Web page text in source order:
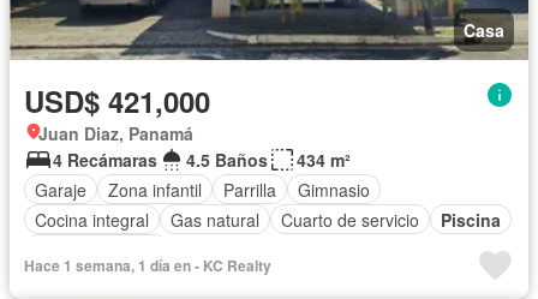
Casa
USD$ 421,000
Juan Diaz, Panamá
4 Recámaras
4.5 Baños
434 m²
Garaje
Zona infantil Parrilla
Gimnasio
Cocina integral
Gas natural Cuarto de servicio
Piscina
Hace 1 semana, 1 día en - KC Realty